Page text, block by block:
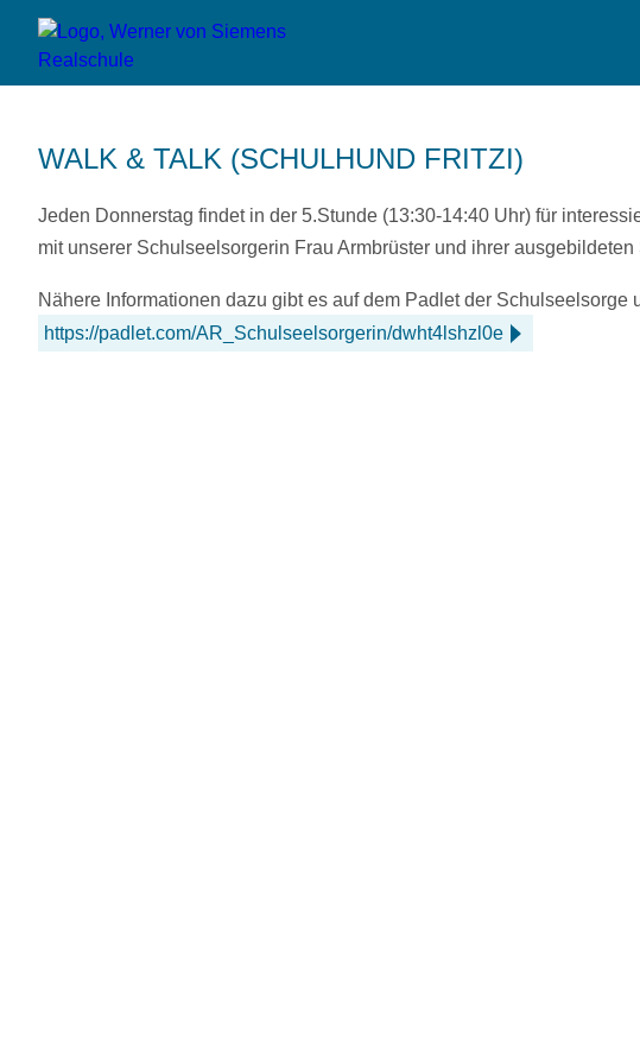
WALK & TALK (SCHULHUND FRITZI)
Jeden Donnerstag findet in der 5.Stunde (13:30-14:40 Uhr) für
mit unserer Schulseelsorgerin Frau Armbrüster und ihrer ausgebildeten
Nähere Informationen dazu gibt es auf dem Padlet der Schulseelsorge
https://padlet.com/AR_Schulseelsorgerin/dwht4lshzl0e